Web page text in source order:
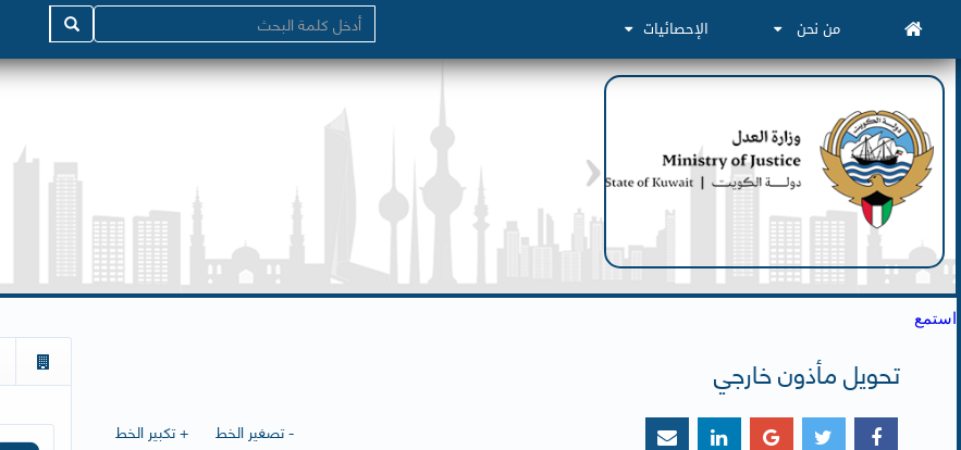
من نحن الإحصائيات
استمع
تحويل مأذون خارجي
+ تكبير الخط
- تصغير الخط